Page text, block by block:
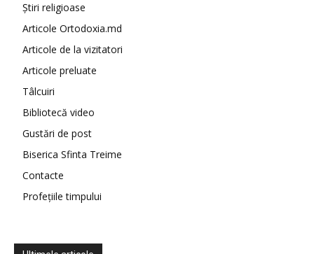
Știri religioase
Articole Ortodoxia.md
Articole de la vizitatori
Articole preluate
Tâlcuiri
Bibliotecă video
Gustări de post
Biserica Sfinta Treime
Contacte
Profețiile timpului